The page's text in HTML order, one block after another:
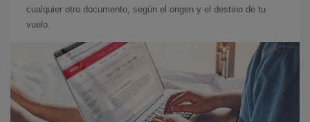
cualquier otro documento, según el origen y el destino de tu
vuelo.